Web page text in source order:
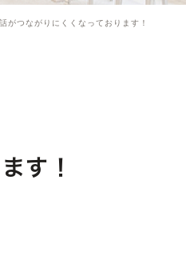
がつながりにくくなっております！
す！